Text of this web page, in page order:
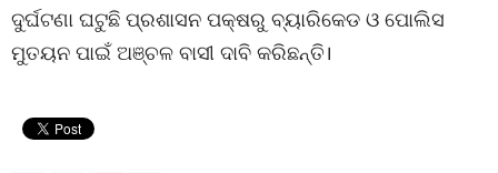
ଦୁର୍ଘଟଣା ଘଟୁଛି ପ୍ରଶାସନ ପକ୍ଷରୁ ବ୍ୟାରିକେଡ ଓ ପୋଲିସ
ମୁତୟନ ପାଇଁ ଅଞ୍ଚଳ ବାସୀ ଦାବି କରିଛନ୍ତି।